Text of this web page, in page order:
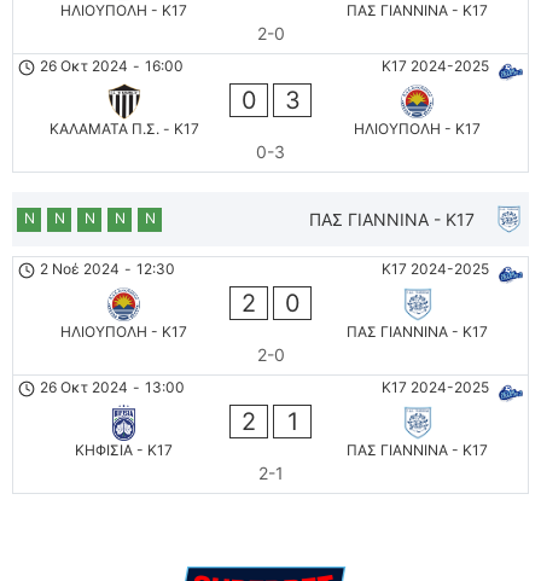
ΗΛΙΟΥΠΟΛΗ - K17 ΠΑΣ ΓΙΑΝΝΙΝΑ - K17
2-0
K17 2024-2025
26 Οκτ 2024 - 16:00
ΚΑΛΑΜΑΤΑ Π.Σ. - K17
0 3
ΗΛΙΟΥΠΟΛΗ - K17
0-3
ΠΑΣ ΓΙΑΝΝΙΝΑ - K17
Ν Ν Ν Ν Ν
K17 2024-2025
2 Νοέ 2024 - 12:30
ΗΛΙΟΥΠΟΛΗ - K17
2 0
ΠΑΣ ΓΙΑΝΝΙΝΑ - K17
2-0
K17 2024-2025
26 Οκτ 2024 - 13:00
ΚΗΦΙΣΙΑ - K17
2 1
ΠΑΣ ΓΙΑΝΝΙΝΑ - K17
2-1